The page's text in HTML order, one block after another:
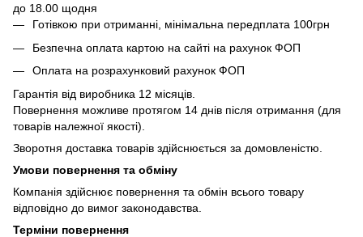
до 18.00 щодня
Готівкою при отриманні, мінімальна передплата 100грн
Безпечна оплата картою на сайті на рахунок ФОП
Оплата на розрахунковий рахунок ФОП
Гарантія від виробника 12 місяців.
Повернення можливе протягом 14 днів після отримання (для
товарів належної якості).
Зворотня доставка товарів здійснюється за домовленістю.
Умови повернення та обміну
Компанія здійснює повернення та обмін всього товару
відповідно до вимог законодавства.
Терміни повернення